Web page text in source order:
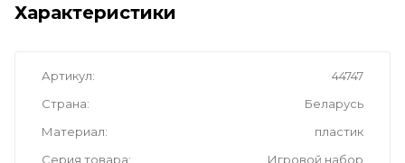
Характеристики
Артикул
44747
Страна
Беларусь
Материал
пластик
Серия товара
Игровой набор